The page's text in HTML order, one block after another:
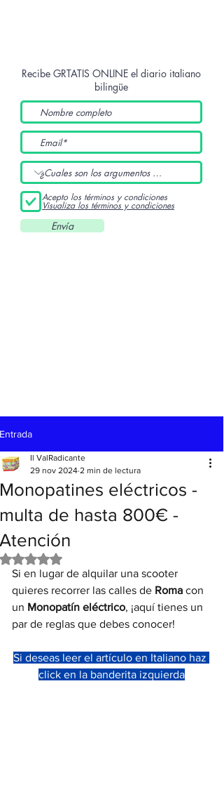
Recibe GRTATIS ONLINE el diario italiano
bilingüe
Acepto los términos y condiciones
Visualiza los términos y condiciones
Envía
Entrada
Monopatines eléctricos -
multa de hasta 800€ -
Atención
Il ValRadicante
29 nov 2024 2 min de lectura
Obtuvo NaN de 5 estrellas.
Si en lugar de alquilar una scooter
quieres recorrer las calles de Roma con
un Monopatín eléctrico, ¡aquí tienes un
par de reglas que debes conocer!
Si deseas leer el artículo en Italiano haz
click en la banderita izquierda